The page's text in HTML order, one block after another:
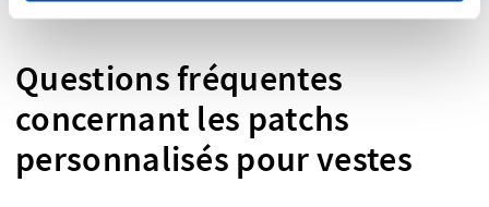
Questions fréquentes
concernant les patchs
personnalisés pour vestes